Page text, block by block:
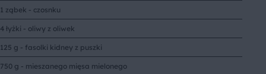
1 ząbek - czosnku
4 łyżki - oliwy z oliwek
125 g - fasolki kidney z puszki
750 g - mieszanego mięsa mielonego